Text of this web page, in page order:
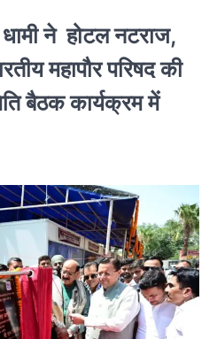
ने होटल नटराज,
महापौर परिषद की
बैठक कार्यक्रम में